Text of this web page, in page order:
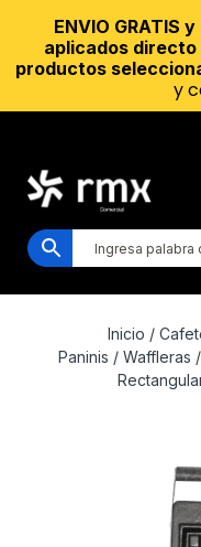
Inicio /
Paninis / Waffleras
ENVIO GRATIS
aplicados
productos
y